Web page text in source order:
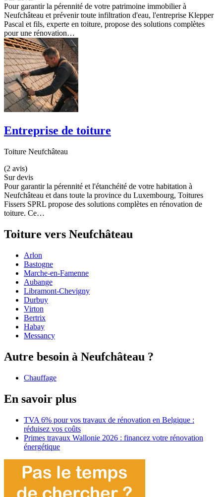
Pour garantir la pérennité de votre patrimoine immobilier à
Neufchâteau et prévenir toute infiltration d'eau, l'entreprise Klepper
Pascal et fils, experte en toiture, propose des solutions complètes
pour une rénovation…
Entreprise de toiture
Toiture Neufchâteau
(2 avis)
Sur devis
Pour garantir la pérennité et l'étanchéité de votre habitation à
Neufchâteau et dans toute la province du Luxembourg, Toitures
Fissers SPRL propose des solutions complètes en rénovation de
toiture. Ce…
Toiture vers Neufchâteau
Arlon
Bastogne
Marche-en-Famenne
Aubange
Libramont-Chevigny
Durbuy
Virton
Bertrix
Habay
Messancy
Autre besoin à Neufchâteau ?
Chauffage
En savoir plus
TVA 6% pour vos travaux de rénovation en Belgique :
réduisez vos coûts
Primes travaux Wallonie 2026 : financez votre rénovation
énergétique